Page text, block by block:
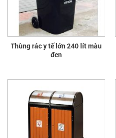
Thùng rác y tế lớn 240 lít màu
đen